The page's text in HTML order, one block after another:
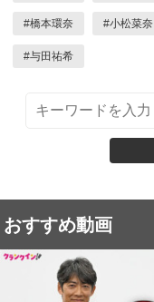
#橋本環奈 #小松菜奈
#与田祐希
おすすめ動画